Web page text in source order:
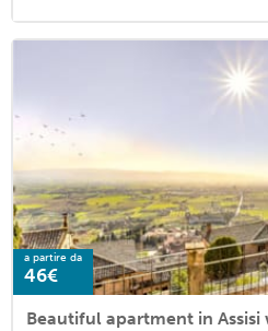
a partire da
46€